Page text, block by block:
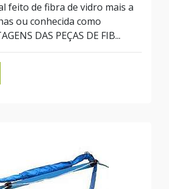
feito de fibra de vidro mais a
ou conhecida como
DAS PEÇAS DE FIB...